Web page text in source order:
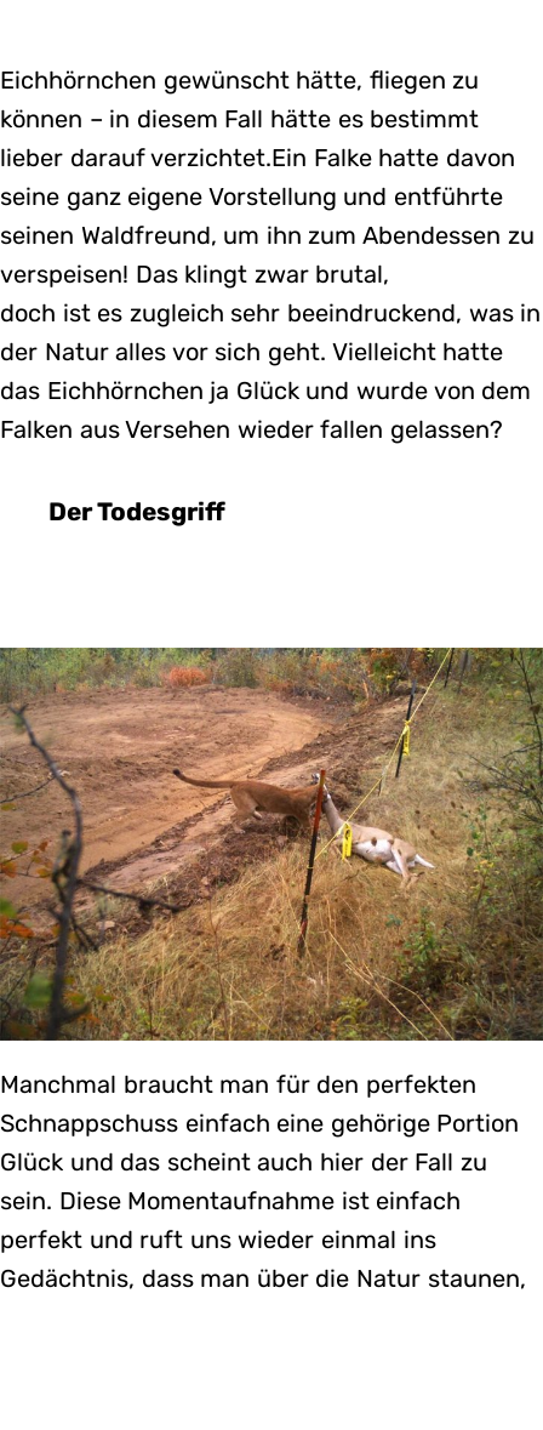
Eichhörnchen gewünscht hätte, fliegen zu
können – in diesem Fall hätte es bestimmt
lieber darauf verzichtet.Ein Falke hatte davon
seine ganz eigene Vorstellung und entführte
seinen Waldfreund, um ihn zum Abendessen zu
verspeisen! Das klingt zwar brutal,
doch ist es zugleich sehr beeindruckend, was in
der Natur alles vor sich geht. Vielleicht hatte
das Eichhörnchen ja Glück und wurde von dem
Falken aus Versehen wieder fallen gelassen?
Der Todesgriff
Manchmal braucht man für den perfekten
Schnappschuss einfach eine gehörige Portion
Glück und das scheint auch hier der Fall zu
sein. Diese Momentaufnahme ist einfach
perfekt und ruft uns wieder einmal ins
Gedächtnis, dass man über die Natur staunen,